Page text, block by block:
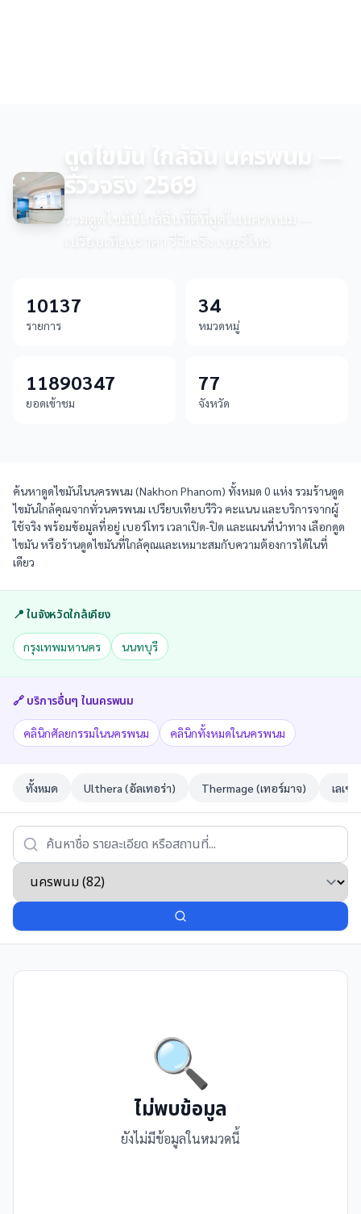
ดูดไขมัน ใกล้ฉัน นครพนม —
รีวิวจริง 2569
รวมดูดไขมันใกล้ฉันที่ดีที่สุดในนครพนม —
เปรียบเทียบราคา รีวิวจริง เบอร์โทร
10137
รายการ
34
หมวดหมู่
11890347
ยอดเข้าชม
77
จังหวัด
ค้นหาดูดไขมันในนครพนม (Nakhon Phanom) ทั้งหมด 0 แห่ง รวมร้านดูด
ไขมันใกล้คุณจากทั่วนครพนม เปรียบเทียบรีวิว คะแนน และบริการจากผู้
ใช้จริง พร้อมข้อมูลที่อยู่ เบอร์โทร เวลาเปิด-ปิด และแผนที่นำทาง เลือกดูด
ไขมัน หรือร้านดูดไขมันที่ใกล้คุณและเหมาะสมกับความต้องการได้ในที่
เดียว
📍 ในจังหวัดใกล้เคียง
กรุงเทพมหานคร นนทบุรี
🔗 บริการอื่นๆ ในนครพนม
คลินิกศัลยกรรมในนครพนม คลินิกทั้งหมดในนครพนม
ทั้งหมด Ulthera (อัลเทอร่า) Thermage (เทอร์มาจ) เลเซ
🔍
ไม่พบข้อมูล
ยังไม่มีข้อมูลในหมวดนี้